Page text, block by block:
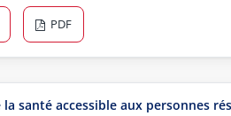
PDF
santé accessible aux personnes